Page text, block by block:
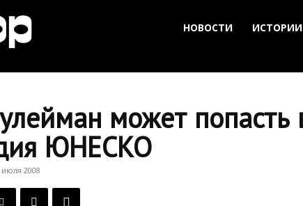
Новости
Кыргызстана
НОВОСТИ ИСТОРИИ
может попасть
ЮНЕСКО
июля 2008